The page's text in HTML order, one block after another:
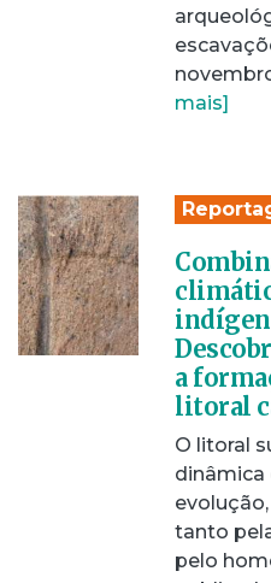
mais]
a
litoral
O litoral
dinâmica
tanto
pelo